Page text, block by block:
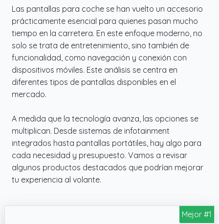
Las pantallas para coche se han vuelto un accesorio
prácticamente esencial para quienes pasan mucho
tiempo en la carretera. En este enfoque moderno, no
solo se trata de entretenimiento, sino también de
funcionalidad, como navegación y conexión con
dispositivos móviles. Este análisis se centra en
diferentes tipos de pantallas disponibles en el
mercado.
A medida que la tecnología avanza, las opciones se
multiplican. Desde sistemas de infotainment
integrados hasta pantallas portátiles, hay algo para
cada necesidad y presupuesto. Vamos a revisar
algunos productos destacados que podrían mejorar
tu experiencia al volante.
Mejor #1